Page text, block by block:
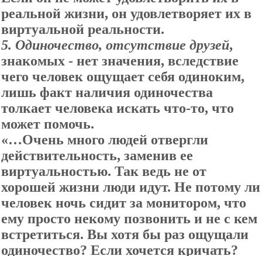
реальной жизни, он удовлетворяет их в
виртуальной реальности.
5. Одиночество, отсутствие друзей,
знакомых - нет значения, вследствие
чего человек ощущает себя одиноким,
лишь факт наличия одиночества
толкает человека искать что-то, что
может помочь.
«…Очень много людей отвергли
действительность, заменив ее
виртуальностью. Так ведь не от
хорошей жизни люди идут. Не потому ли
человек ночь сидит за монитором, что
ему просто некому позвонить и не с кем
встретиться. Вы хотя бы раз ощущали
одиночество? Если хочется кричать?